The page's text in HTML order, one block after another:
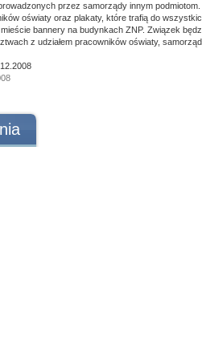
przez samorządy innym
oświaty oraz plakaty, które trafią do
bannery na budynkach ZNP. Związek
z udziałem pracowników oświaty,